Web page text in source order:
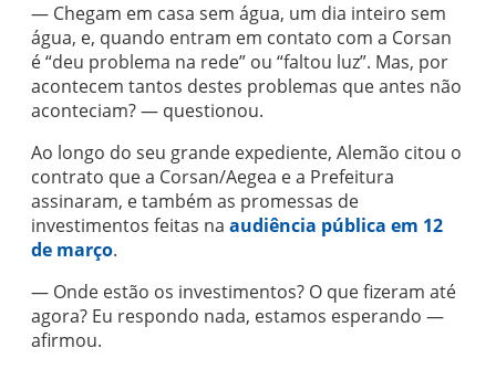
— Chegam em casa sem água, um dia inteiro sem
água, e, quando entram em contato com a Corsan
é “deu problema na rede” ou “faltou luz”. Mas, por
acontecem tantos destes problemas que antes não
aconteciam? — questionou.
Ao longo do seu grande expediente, Alemão citou o
contrato que a Corsan/Aegea e a Prefeitura
assinaram, e também as promessas de
investimentos feitas na audiência pública em 12
de março.
— Onde estão os investimentos? O que fizeram até
agora? Eu respondo nada, estamos esperando —
afirmou.